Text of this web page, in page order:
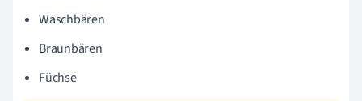
Waschbären
Braunbären
Füchse